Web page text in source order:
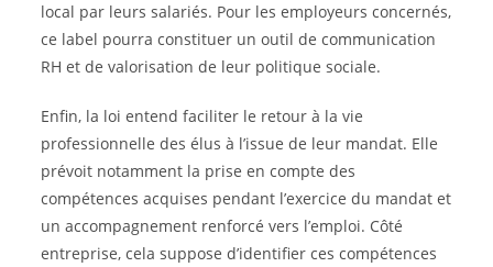
local par leurs salariés. Pour les employeurs concernés,
ce label pourra constituer un outil de communication
RH et de valorisation de leur politique sociale.
Enfin, la loi entend faciliter le retour à la vie
professionnelle des élus à l’issue de leur mandat. Elle
prévoit notamment la prise en compte des
compétences acquises pendant l’exercice du mandat et
un accompagnement renforcé vers l’emploi. Côté
entreprise, cela suppose d’identifier ces compétences